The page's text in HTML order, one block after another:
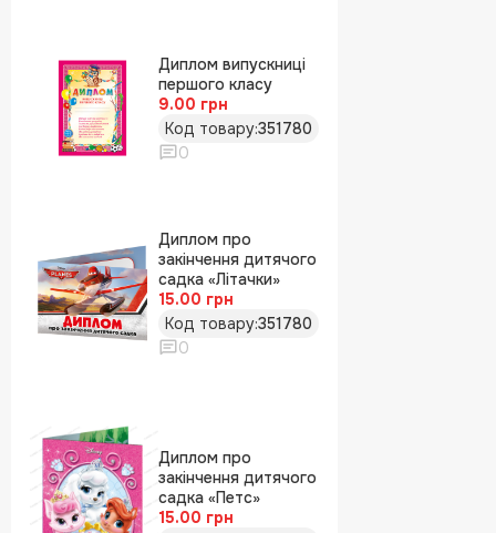
Диплом випускниці
першого класу
9.00 грн
Код товару:351780
0
Диплом про
закінчення дитячого
садка «Літачки»
15.00 грн
Код товару:351780
0
Диплом про
закінчення дитячого
садка «Петс»
15.00 грн